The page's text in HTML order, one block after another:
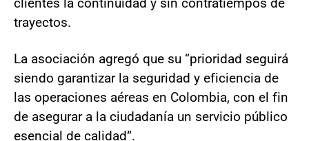
trayectos.
La asociación agregó que su “prioridad seguirá
siendo garantizar la seguridad y eficiencia de
las operaciones aéreas en Colombia, con el fin
de asegurar a la ciudadanía un servicio público
esencial de calidad”.